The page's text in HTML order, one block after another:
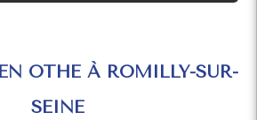
OTHE À ROMILLY-SUR-
SEINE